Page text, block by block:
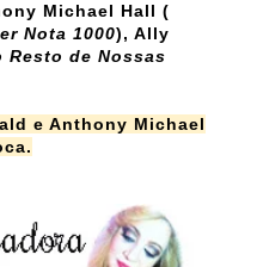
Michael Hall (
Nota 1000), Ally
Resto de Nossas
e Anthony Michael